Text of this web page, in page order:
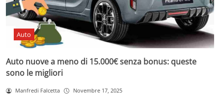
Auto
Auto nuove a meno di 15.000€ senza bonus: queste
sono le migliori
Manfredi Falcetta Novembre 17, 2025